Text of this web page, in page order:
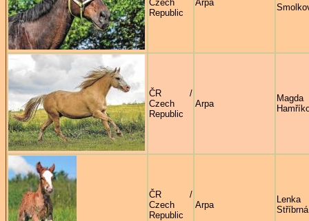
Czech
Republic
Arpa
ČR /
Czech
Republic
Arpa
Magda
ČR /
Czech
Republic
Arpa
Lenka
Stříbrná